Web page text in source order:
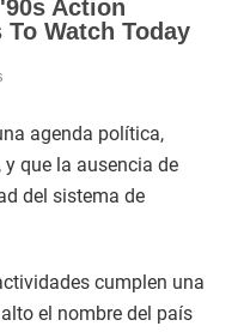
agenda política,
que la ausencia de
del sistema de
cumplen una
el nombre del país